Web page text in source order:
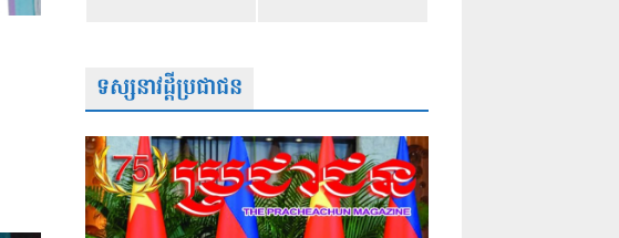
ទស្សនាវដ្តីប្រជាជន